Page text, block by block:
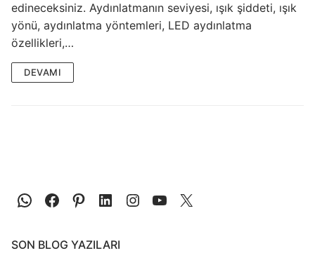
Kullanıma Hazır Ürünler
Sabit Gerilim Şerit LED
edineceksiniz. Aydınlatmanın seviyesi, ışık şiddeti, ışık
yönü, aydınlatma yöntemleri, LED aydınlatma
özellikleri,…
DEVAMI
SON BLOG YAZILARI